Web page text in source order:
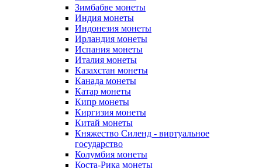
Зимбабве монеты
Индия монеты
Индонезия монеты
Ирландия монеты
Испания монеты
Италия монеты
Казахстан монеты
Канада монеты
Катар монеты
Кипр монеты
Киргизия монеты
Китай монеты
Княжество Силенд - виртуальное
государство
Колумбия монеты
Коста-Рика монеты